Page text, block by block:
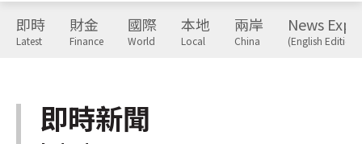
即時
Latest
財金
Finance
國際
World
本地
Local
兩岸
China
News
(English Edition)
即時新聞